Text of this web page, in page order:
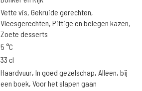
Vette vis, Gekruide gerechten,
Vleesgerechten, Pittige en belegen kazen,
Zoete desserts
5 °C
33 cl
Haardvuur, In goed gezelschap, Alleen, bij
een boek, Voor het slapen gaan